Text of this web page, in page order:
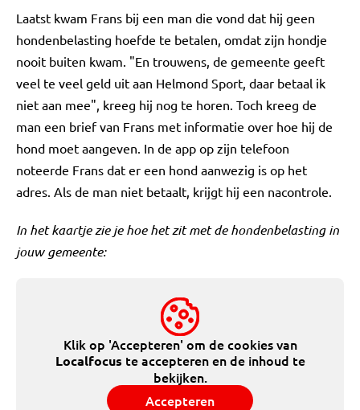
Laatst kwam Frans bij een man die vond dat hij geen
hondenbelasting hoefde te betalen, omdat zijn hondje
nooit buiten kwam. "En trouwens, de gemeente geeft
veel te veel geld uit aan Helmond Sport, daar betaal ik
niet aan mee", kreeg hij nog te horen. Toch kreeg de
man een brief van Frans met informatie over hoe hij de
hond moet aangeven. In de app op zijn telefoon
noteerde Frans dat er een hond aanwezig is op het
adres. Als de man niet betaalt, krijgt hij een nacontrole.
In het kaartje zie je hoe het zit met de hondenbelasting in
jouw gemeente:
Klik op 'Accepteren' om de cookies van
Localfocus te accepteren en de inhoud te
bekijken.
Accepteren